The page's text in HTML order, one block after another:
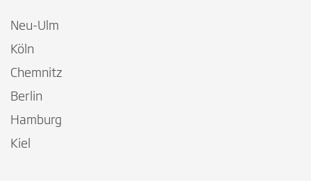
Neu-Ulm
Köln
Chemnitz
Berlin
Hamburg
Kiel